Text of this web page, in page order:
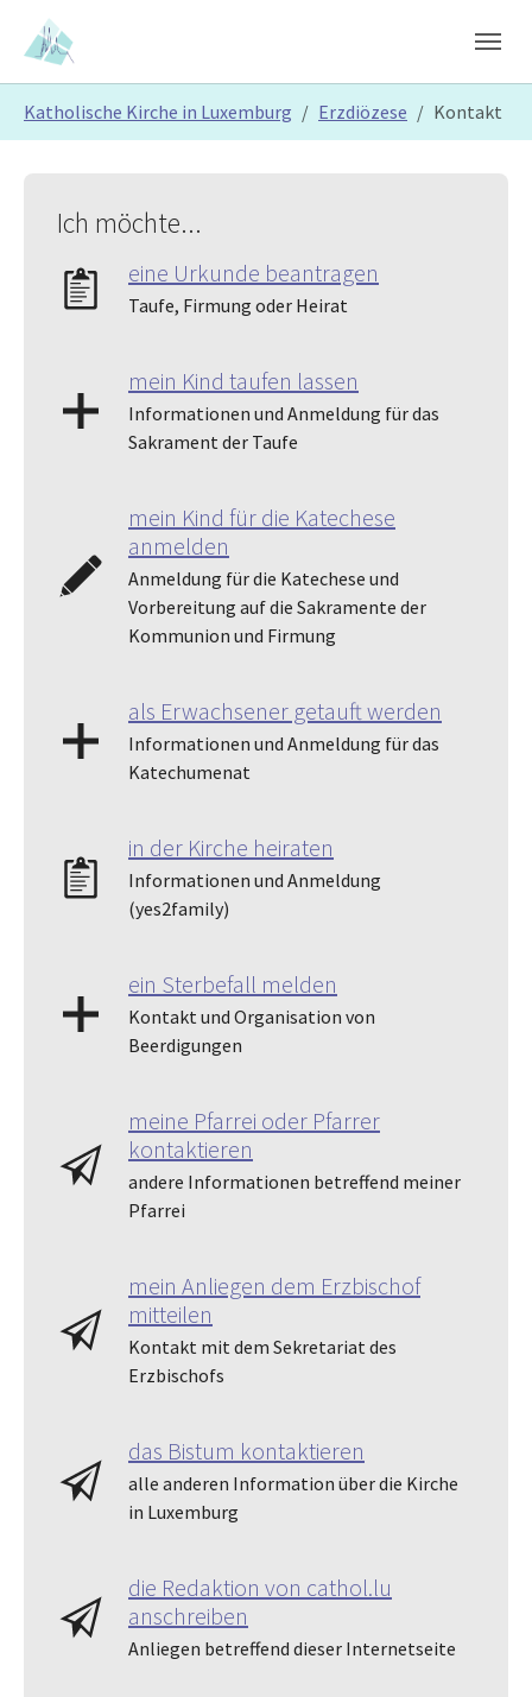
Skip to main content
Skip to page footer
Katholische Kirche in Luxemburg Erzdiözese Kontakt
Ich möchte...
eine Urkunde beantragen
Taufe, Firmung oder Heirat
mein Kind taufen lassen
Informationen und Anmeldung für das
Sakrament der Taufe
mein Kind für die Katechese
anmelden
Anmeldung für die Katechese und
Vorbereitung auf die Sakramente der
Kommunion und Firmung
als Erwachsener getauft werden
Informationen und Anmeldung für das
Katechumenat
in der Kirche heiraten
Informationen und Anmeldung
(yes2family)
ein Sterbefall melden
Kontakt und Organisation von
Beerdigungen
meine Pfarrei oder Pfarrer
kontaktieren
andere Informationen betreffend meiner
Pfarrei
mein Anliegen dem Erzbischof
mitteilen
Kontakt mit dem Sekretariat des
Erzbischofs
das Bistum kontaktieren
alle anderen Information über die Kirche
in Luxemburg
die Redaktion von cathol.lu
anschreiben
Anliegen betreffend dieser Internetseite